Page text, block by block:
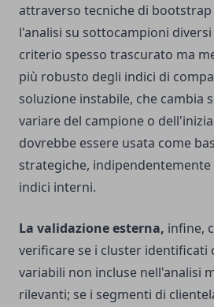
attraverso tecniche di bootstrap
l'analisi su sottocampioni
criterio spesso trascurato ma
più robusto degli indici di
soluzione instabile, che cambia
variare del campione o
dovrebbe essere usata come
strategiche,
indici interni.
La validazione esterna, infine,
verificare se i cluster identificati
variabili non incluse nell'analisi
rilevanti; se i segmenti di